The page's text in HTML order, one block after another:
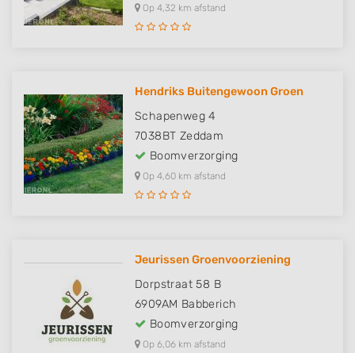
Op 4,32 km afstand
Hendriks Buitengewoon Groen
Schapenweg 4
7038BT Zeddam
Boomverzorging
Op 4,60 km afstand
Jeurissen Groenvoorziening
Dorpstraat 58 B
6909AM Babberich
Boomverzorging
Op 6,06 km afstand